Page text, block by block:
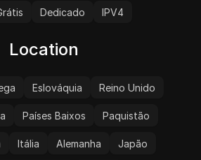
Dedicado IPV4
Location
Eslováquia Reino Unido
Países Baixos Paquistão
Itália Alemanha Japão